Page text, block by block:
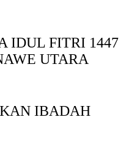
IDUL FITRI 1447
UTARA
IBADAH